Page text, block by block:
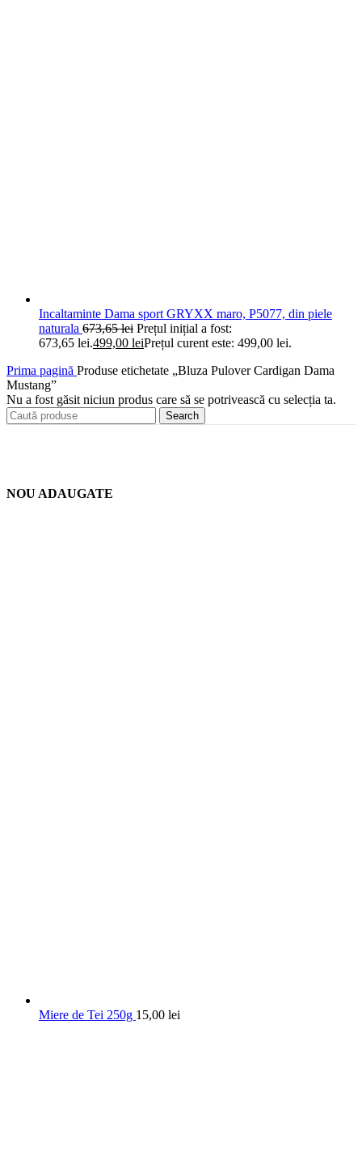
Incaltaminte Dama sport GRYXX maro, P5077, din piele
naturala 673,65lei Prețul inițial a fost:
673,65 lei.499,00 leiPrețul curent este: 499,00 lei.
Prima pagină Produse etichetate „Bluza Pulover Cardigan Dama
Mustang”
Nu a fost găsit niciun produs care să se potrivească cu selecția ta.
Search
NOU ADAUGATE
Miere de Tei 250g 15,00 lei